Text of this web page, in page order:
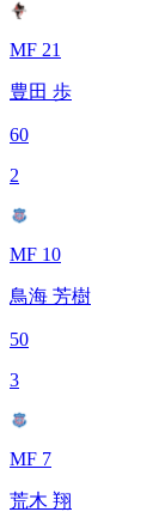
MF 21
豊田 歩
60
2
MF 10
鳥海 芳樹
50
3
MF 7
荒木 翔